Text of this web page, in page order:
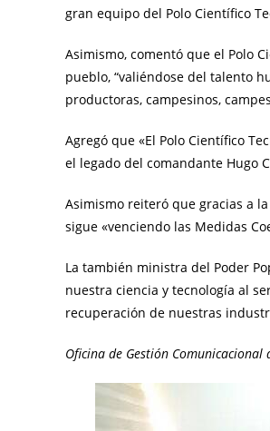
gran equipo del Polo Científico
Asimismo, comentó que el Polo
pueblo, “valiéndose del talento
productoras, campesinos,
Agregó que «El Polo Científico
el legado del comandante Hugo
Asimismo reiteró que gracias a
sigue «venciendo las Medidas
La también ministra del Poder
nuestra ciencia y tecnología al
recuperación de nuestras
Oficina de Gestión